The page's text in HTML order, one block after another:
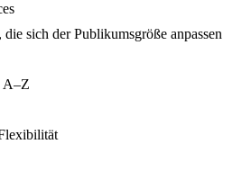
sich der Publikumsgröße anpassen
A–Z